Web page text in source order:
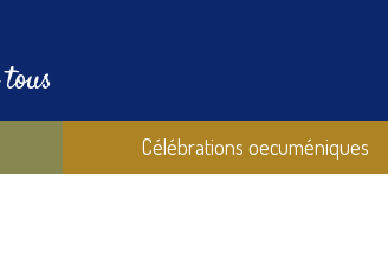
Célébrations oecuméniques